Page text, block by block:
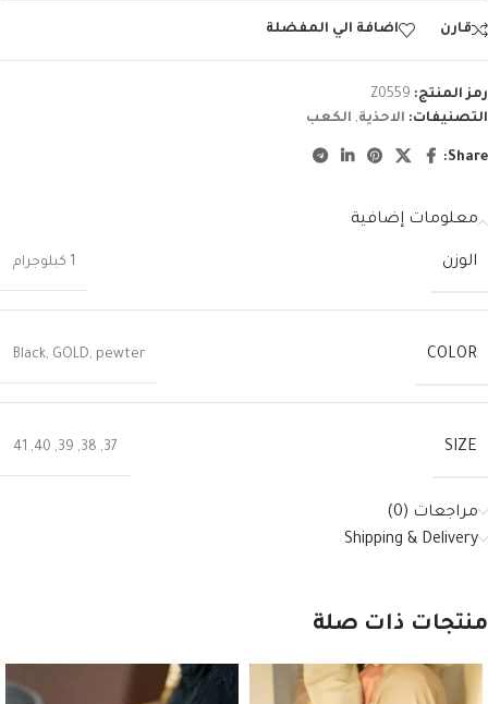
قارن اضافة الي المفضلة
رمز المنتج: Z0559
التصنيفات: الاحذية, الكعب
Share:
معلومات إضافية
الوزن 1 كيلوجرام
COLOR
Black, GOLD, pewter
SIZE
37
,
38
,
39
,
40
,
41
مراجعات (0)
Shipping & Delivery
منتجات ذات صلة